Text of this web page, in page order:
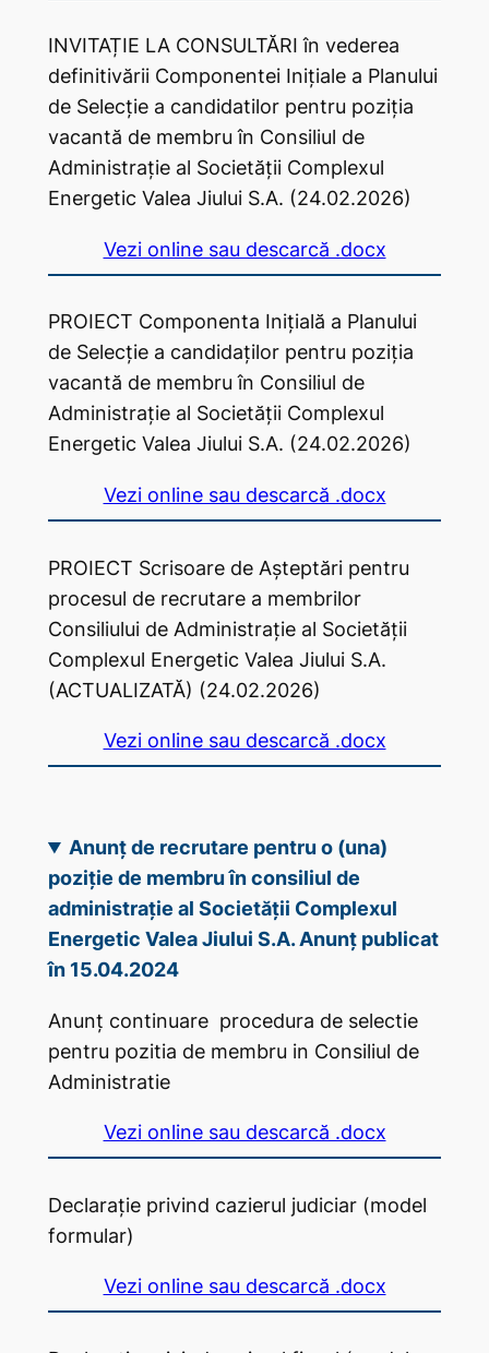
INVITAȚIE LA CONSULTĂRI în vederea
definitivării Componentei Inițiale a Planului
de Selecție a candidatilor pentru poziția
vacantă de membru în Consiliul de
Administrație al Societății Complexul
Energetic Valea Jiului S.A. (24.02.2026)
Vezi online sau descarcă .docx
PROIECT Componenta Inițială a Planului
de Selecție a candidaților pentru poziția
vacantă de membru în Consiliul de
Administrație al Societății Complexul
Energetic Valea Jiului S.A. (24.02.2026)
Vezi online sau descarcă .docx
PROIECT Scrisoare de Așteptări pentru
procesul de recrutare a membrilor
Consiliului de Administrație al Societății
Complexul Energetic Valea Jiului S.A.
(ACTUALIZATĂ) (24.02.2026)
Vezi online sau descarcă .docx
Anunț de recrutare pentru o (una)
poziție de membru în consiliul de
administrație al Societății Complexul
Energetic Valea Jiului S.A. Anunț publicat
în 15.04.2024
Anunț continuare procedura de selectie
pentru pozitia de membru in Consiliul de
Administratie
Vezi online sau descarcă .docx
Declarație privind cazierul judiciar (model
formular)
Vezi online sau descarcă .docx